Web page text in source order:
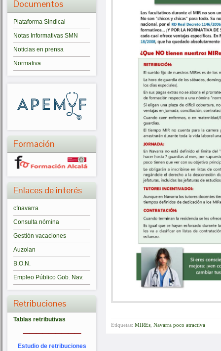
Documentos
Plataforma Sindical
Notas Informativas SMN
Noticias en prensa
Normativa
Formación
Enlaces de interés
cfnavarra
Consulta nómina
Gestión vacaciones
Auzolan
B.O.N.
Empleo Público Gob. Nav.
Retribuciones
Tablas retributivas
Estudio de retribuciones
Etiquetas: MIREs Navarra poco atractiva